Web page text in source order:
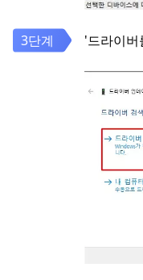
'드라이버